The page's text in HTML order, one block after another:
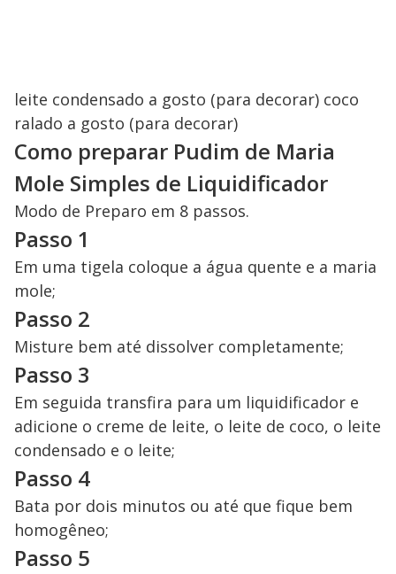
leite condensado a gosto (para decorar) coco
ralado a gosto (para decorar)
Como preparar Pudim de Maria
Mole Simples de Liquidificador
Modo de Preparo em 8 passos.
Passo 1
Em uma tigela coloque a água quente e a maria
mole;
Passo 2
Misture bem até dissolver completamente;
Passo 3
Em seguida transfira para um liquidificador e
adicione o creme de leite, o leite de coco, o leite
condensado e o leite;
Passo 4
Bata por dois minutos ou até que fique bem
homogêneo;
Passo 5